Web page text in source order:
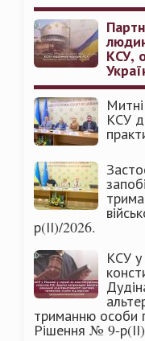
КСУ,
КСУ
р(ІІ)/2026.
КСУ у
триманню особи
Рішення № 9-